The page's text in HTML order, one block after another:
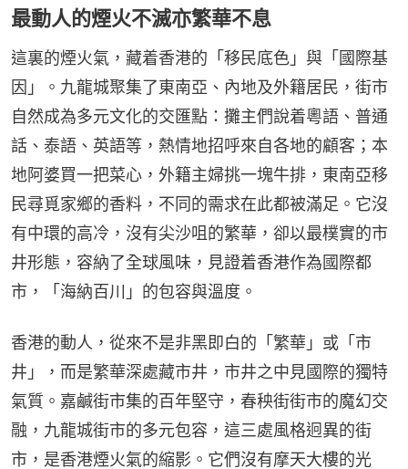
最動人的煙火不滅亦繁華不息
這裏的煙火氣，藏着香港的「移民底色」與「國際基
因」。九龍城聚集了東南亞、內地及外籍居民，街市
自然成為多元文化的交匯點：攤主們說着粵語、普通
話、泰語、英語等，熱情地招呼來自各地的顧客；本
地阿婆買一把菜心，外籍主婦挑一塊牛排，東南亞移
民尋覓家鄉的香料，不同的需求在此都被滿足。它沒
有中環的高冷，沒有尖沙咀的繁華，卻以最樸實的市
井形態，容納了全球風味，見證着香港作為國際都
市，「海納百川」的包容與溫度。
香港的動人，從來不是非黑即白的「繁華」或「市
井」，而是繁華深處藏市井，市井之中見國際的獨特
氣質。嘉鹹街市集的百年堅守，春秧街街市的魔幻交
融，九龍城街市的多元包容，這三處風格迥異的街
市，是香港煙火氣的縮影。它們沒有摩天大樓的光